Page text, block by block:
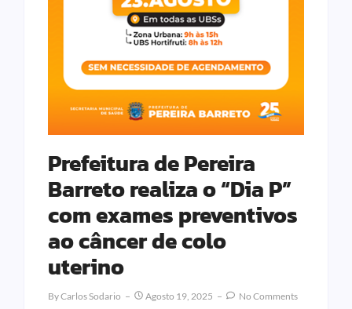
Prefeitura de Pereira
Barreto realiza o “Dia P”
com exames preventivos
ao câncer de colo
uterino
ByCarlos Sodario Agosto 19, 2025 No Comments